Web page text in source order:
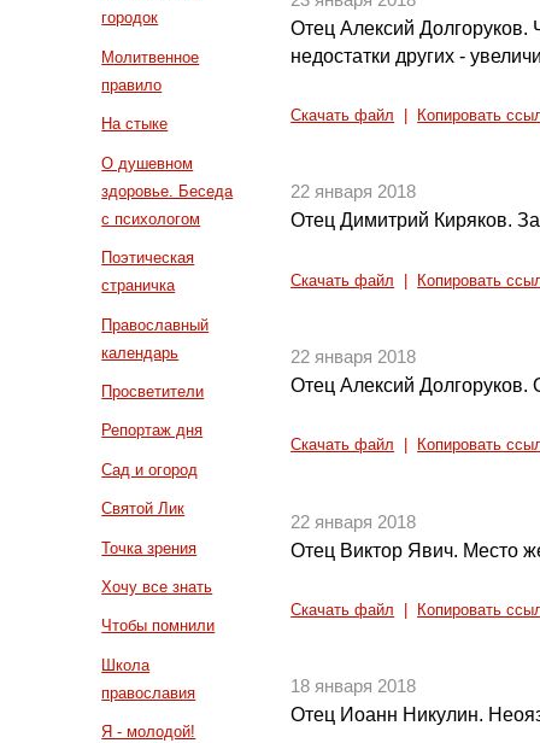
городок
Молитвенное
правило
На стыке
О душевном
здоровье. Беседа
с психологом
Поэтическая
страничка
Православный
календарь
Просветители
Репортаж дня
Сад и огород
Святой Лик
Точка зрения
Хочу все знать
Чтобы помнили
Школа
православия
Я - молодой!
Отец Алексий Долгоруков.
недостатки других -
Скачать файл Копировать
22 января 2018
Отец Димитрий Киряков.
Скачать файл Копировать
22 января 2018
Отец Алексий Долгоруков.
Скачать файл Копировать
22 января 2018
Отец Виктор Явич. Место
Скачать файл Копировать
18 января 2018
Отец Иоанн Никулин.